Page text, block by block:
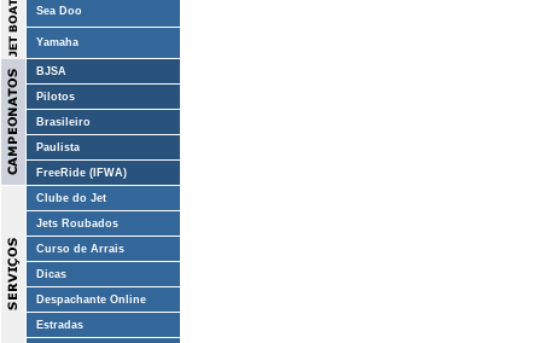
Sea Doo
Yamaha
BJSA
Pilotos
Brasileiro
Paulista
FreeRide (IFWA)
Clube do Jet
Jets Roubados
Curso de Arrais
Dicas
Despachante Online
Estradas